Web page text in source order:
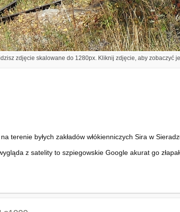
zdjęcie skalowane do 1280px. Kliknij zdjęcie, aby zobaczyć
terenie byłych zakładów włókienniczych Sira w
z satelity to szpiegowskie Google akurat go